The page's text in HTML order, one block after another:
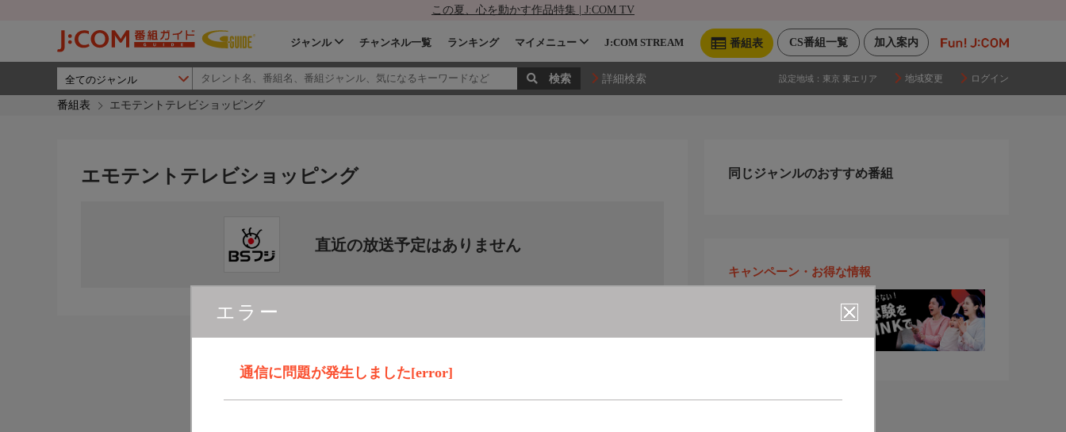
この夏、心を動かす作品特集 | J:COM TV
加入案内
CS番組一覧
番組表
ジャンル チャンネル一覧 ランキング マイメニュー J:COM STREAM
詳細検索 設定地域： 東京 東エリア 地域変更 ログイン
番組表 エモテントテレビショッピング
エラー
通信に問題が発生しました[error]
エモテントテレビショッピング
直近の放送予定はありません
同じジャンルのおすすめ番組
キャンペーン・お得な情報